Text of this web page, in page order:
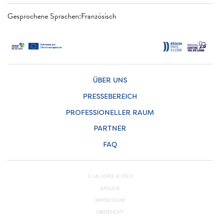
Gesprochene Sprachen:Französisch
ÜBER UNS
PRESSEBEREICH
PROFESSIONELLER RAUM
PARTNER
FAQ
© LA LOIRE À VÉLO
APSULIS
IMPRESSUM
ÜBERSICHT